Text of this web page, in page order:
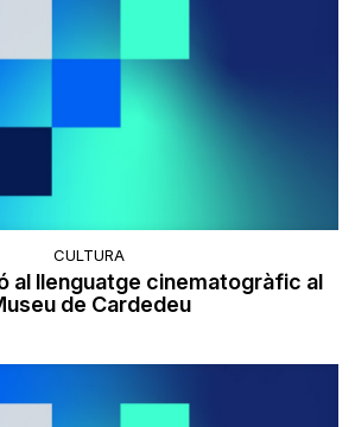
CULTURA
al llenguatge cinematogràfic al
de Cardedeu